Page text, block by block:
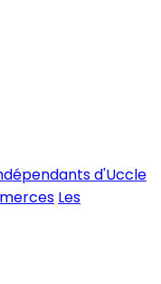
d'Uccle
Les